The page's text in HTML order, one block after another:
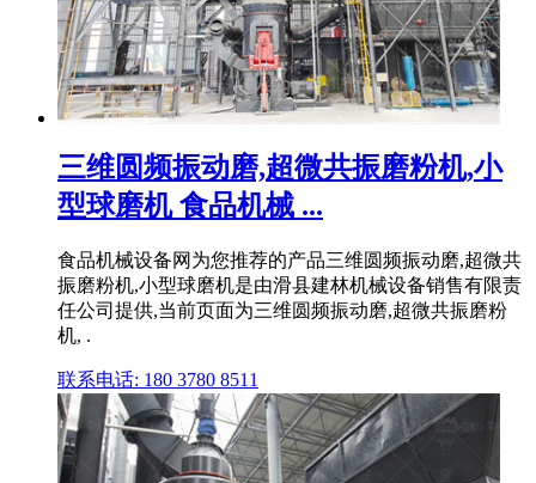
三维圆频振动磨,超微共振磨粉机,小
型球磨机 食品机械 ...
食品机械设备网为您推荐的产品三维圆频振动磨,超微共
振磨粉机,小型球磨机是由滑县建林机械设备销售有限责
任公司提供,当前页面为三维圆频振动磨,超微共振磨粉
机, .
联系电话: 180 3780 8511